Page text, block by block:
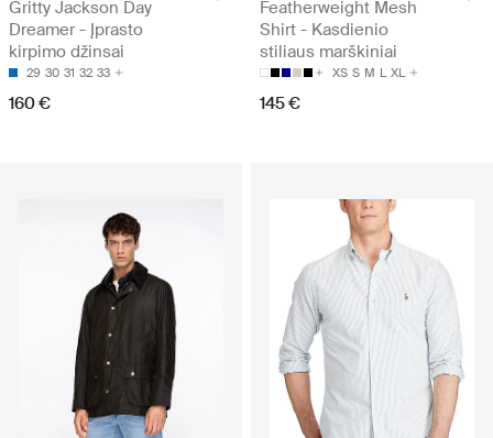
Gritty Jackson Day
Dreamer - Įprasto
kirpimo džinsai
29 30 31 32 33
160 €
Featherweight Mesh
Shirt - Kasdienio
stiliaus marškiniai
XS S M L XL
145 €